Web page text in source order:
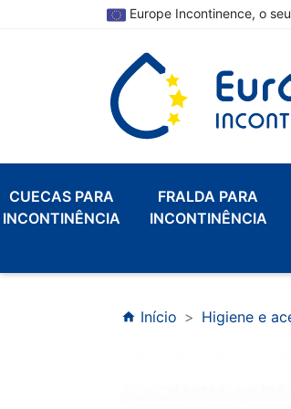
Europe Incontinence, o
CUECAS PARA
INCONTINÊNCIA
FRALDA PARA
INCONTINÊNCIA
home Início Higiene e